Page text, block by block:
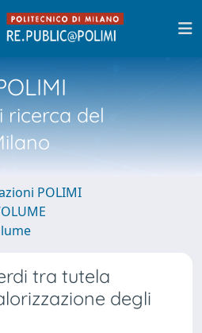
ricerca del
POLIMI
tra tutela
degli